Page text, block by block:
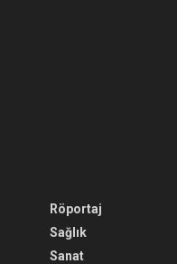
Röportaj
Sağlık
Sanat